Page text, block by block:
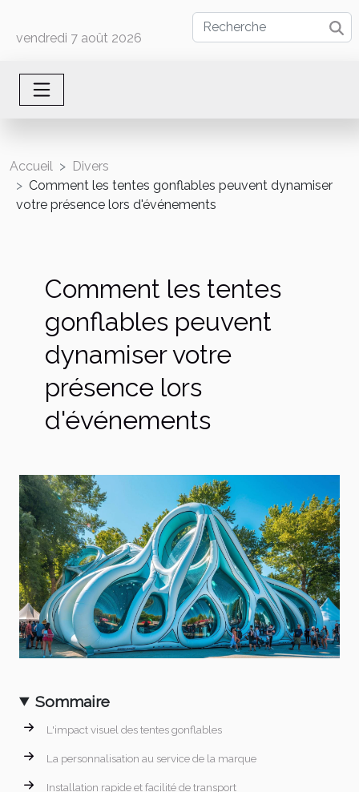
vendredi 7 août 2026
Accueil
Divers
Comment les tentes gonflables peuvent dynamiser
votre présence lors d'événements
Comment les tentes
gonflables peuvent
dynamiser votre
présence lors
d'événements
Sommaire
L'impact visuel des tentes gonflables
La personnalisation au service de la marque
Installation rapide et facilité de transport